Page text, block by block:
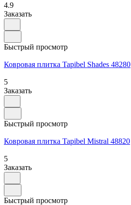
4.9
Заказать
Быстрый просмотр
Ковровая плитка Tapibel Shades 48280
5
Заказать
Быстрый просмотр
Ковровая плитка Tapibel Mistral 48820
5
Заказать
Быстрый просмотр